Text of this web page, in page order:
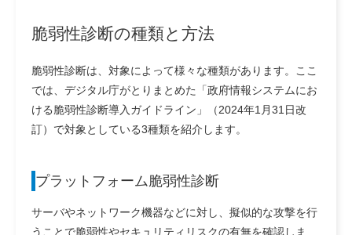
脆弱性診断の種類と方法
脆弱性診断は、対象によって様々な種類があります。ここ
では、デジタル庁がとりまとめた「政府情報システムにお
ける脆弱性診断導入ガイドライン」（2024年1月31日改
訂）で対象としている3種類を紹介します。
プラットフォーム脆弱性診断
サーバやネットワーク機器などに対し、擬似的な攻撃を行
うことで脆弱性やセキュリティリスクの有無を確認しま